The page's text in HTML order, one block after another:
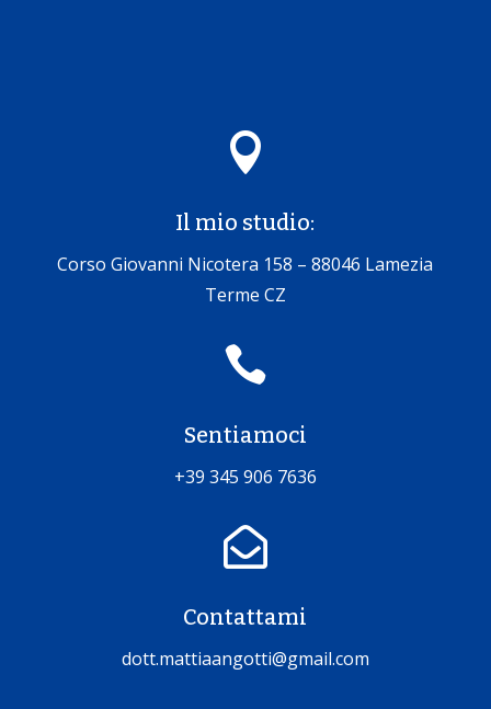

Il mio studio:
Corso Giovanni Nicotera 158 – 88046 Lamezia
Terme CZ

Sentiamoci
+39 345 906 7636

Contattami
dott.mattiaangotti@gmail.com